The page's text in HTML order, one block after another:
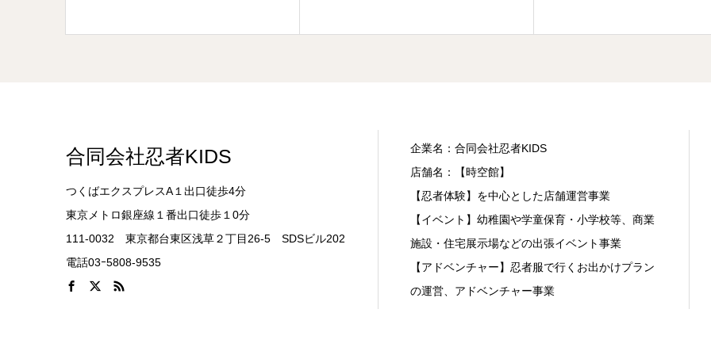
合同会社忍者KIDS
つくばエクスプレスA１出口徒歩4分
東京メトロ銀座線１番出口徒歩１0分
111-0032 東京都台東区浅草２丁目26-5 SDSビル202
電話03ｰ5808-9535
企業名：合同会社忍者KIDS
店舗名：【時空館】
【忍者体験】を中心とした店舗運営事業
【イベント】幼稚園や学童保育・小学校等、商業
施設・住宅展示場などの出張イベント事業
【アドベンチャー】忍者服で行くお出かけプラン
の運営、アドベンチャー事業